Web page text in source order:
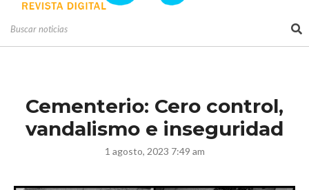
Cementerio: Cero control,
vandalismo e inseguridad
1 agosto, 2023 7:49 am